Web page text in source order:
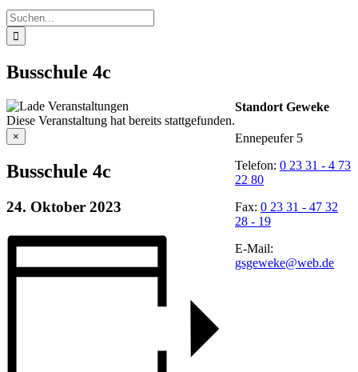
Suche
nach:
Busschule 4c
Diese Veranstaltung hat bereits stattgefunden.
×
Busschule 4c
24. Oktober 2023
Standort Geweke
Ennepeufer 5
Telefon: 0 23 31 - 4 73
22 80
Fax: 0 23 31 - 47 32
28 - 19
E-Mail:
gsgeweke@web.de